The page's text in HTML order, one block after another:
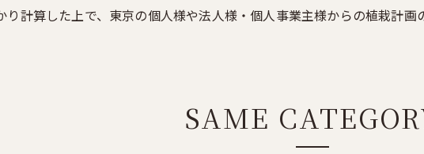
計算した上で、東京の個人様や法人様・個人事業主様からの植栽計画
SAME